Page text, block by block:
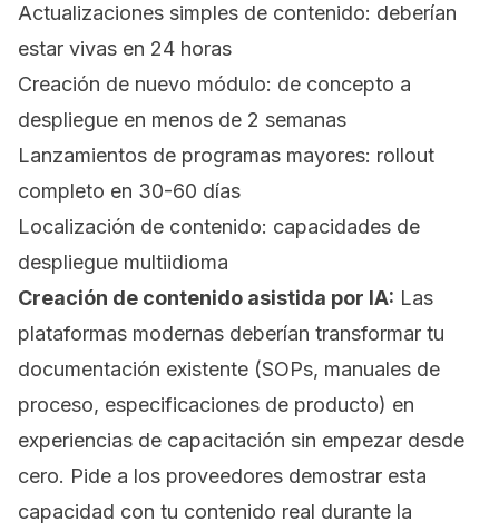
Actualizaciones simples de contenido: deberían
estar vivas en 24 horas
Creación de nuevo módulo: de concepto a
despliegue en menos de 2 semanas
Lanzamientos de programas mayores: rollout
completo en 30-60 días
Localización de contenido: capacidades de
despliegue multiidioma
Creación de contenido asistida por IA: Las
plataformas modernas deberían transformar tu
documentación existente (SOPs, manuales de
proceso, especificaciones de producto) en
experiencias de capacitación sin empezar desde
cero. Pide a los proveedores demostrar esta
capacidad con tu contenido real durante la